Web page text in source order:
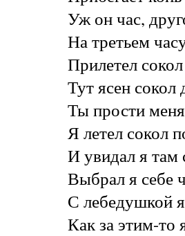
Уж он час,
На третьем
Прилетел
Тут ясен сокол
Ты прости
Я летел сокол
И увидал я там
Выбрал я себе
С лебедушкой
Как за этим-то